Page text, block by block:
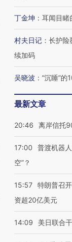
丁金坤 ： 耳闻目睹
村夫日记 ： 长护险
续加码
吴晓波 ： “沉睡”的
最新文章
20:46 离岸信托
17:00
普渡机器
空”？
15:57 特朗普召
资超20亿美元
14:09 美日联合